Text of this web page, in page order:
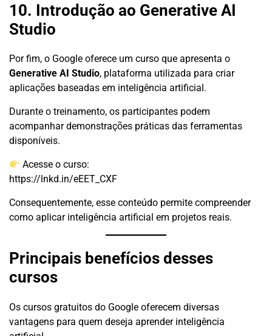
10. Introdução ao Generative AI
Studio
Por fim, o Google oferece um curso que apresenta o
Generative AI Studio, plataforma utilizada para criar
aplicações baseadas em inteligência artificial.
Durante o treinamento, os participantes podem
acompanhar demonstrações práticas das ferramentas
disponíveis.
Acesse o curso:
https://lnkd.in/eEET_CXF
Consequentemente, esse conteúdo permite compreender
como aplicar inteligência artificial em projetos reais.
Principais benefícios desses
cursos
Os cursos gratuitos do Google oferecem diversas
vantagens para quem deseja aprender inteligência